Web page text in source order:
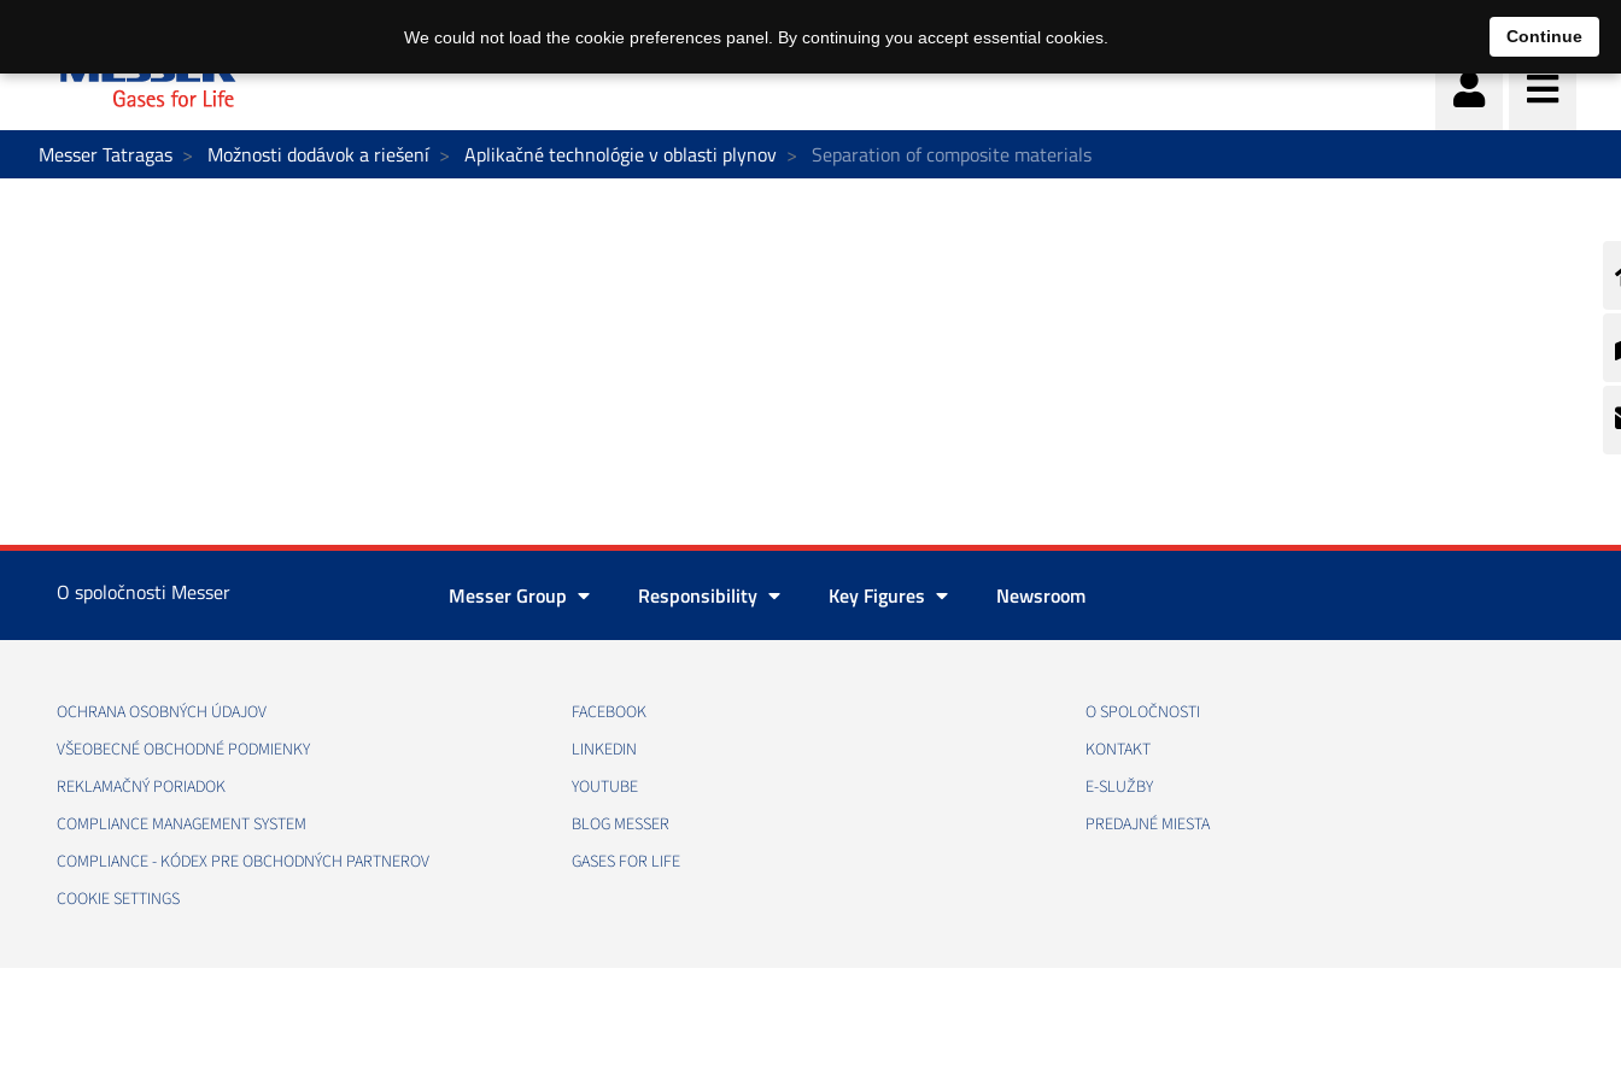
Messer Tatragas Možnosti dodávok a riešení Aplikačné technológie v oblasti plynov Separation of composite materials
O spoločnosti Messer Messer Group Responsibility Key Figures Newsroom
OCHRANA OSOBNÝCH ÚDAJOV
VŠEOBECNÉ OBCHODNÉ PODMIENKY
REKLAMAČNÝ PORIADOK
COMPLIANCE MANAGEMENT SYSTEM
COMPLIANCE - KÓDEX PRE OBCHODNÝCH PARTNEROV
COOKIE SETTINGS
FACEBOOK
LINKEDIN
YOUTUBE
BLOG MESSER
GASES FOR LIFE
O SPOLOČNOSTI
KONTAKT
E-SLUŽBY
PREDAJNÉ MIESTA
We could not load the cookie preferences panel. By continuing you accept essential cookies. Continue